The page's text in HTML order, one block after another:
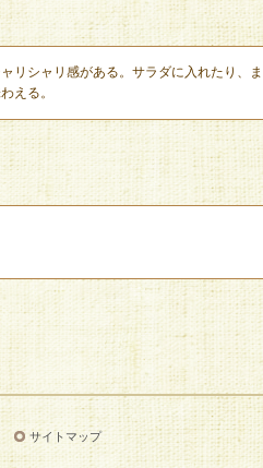
リシャリ感がある。サラダに入れたり、
える。
サイトマップ